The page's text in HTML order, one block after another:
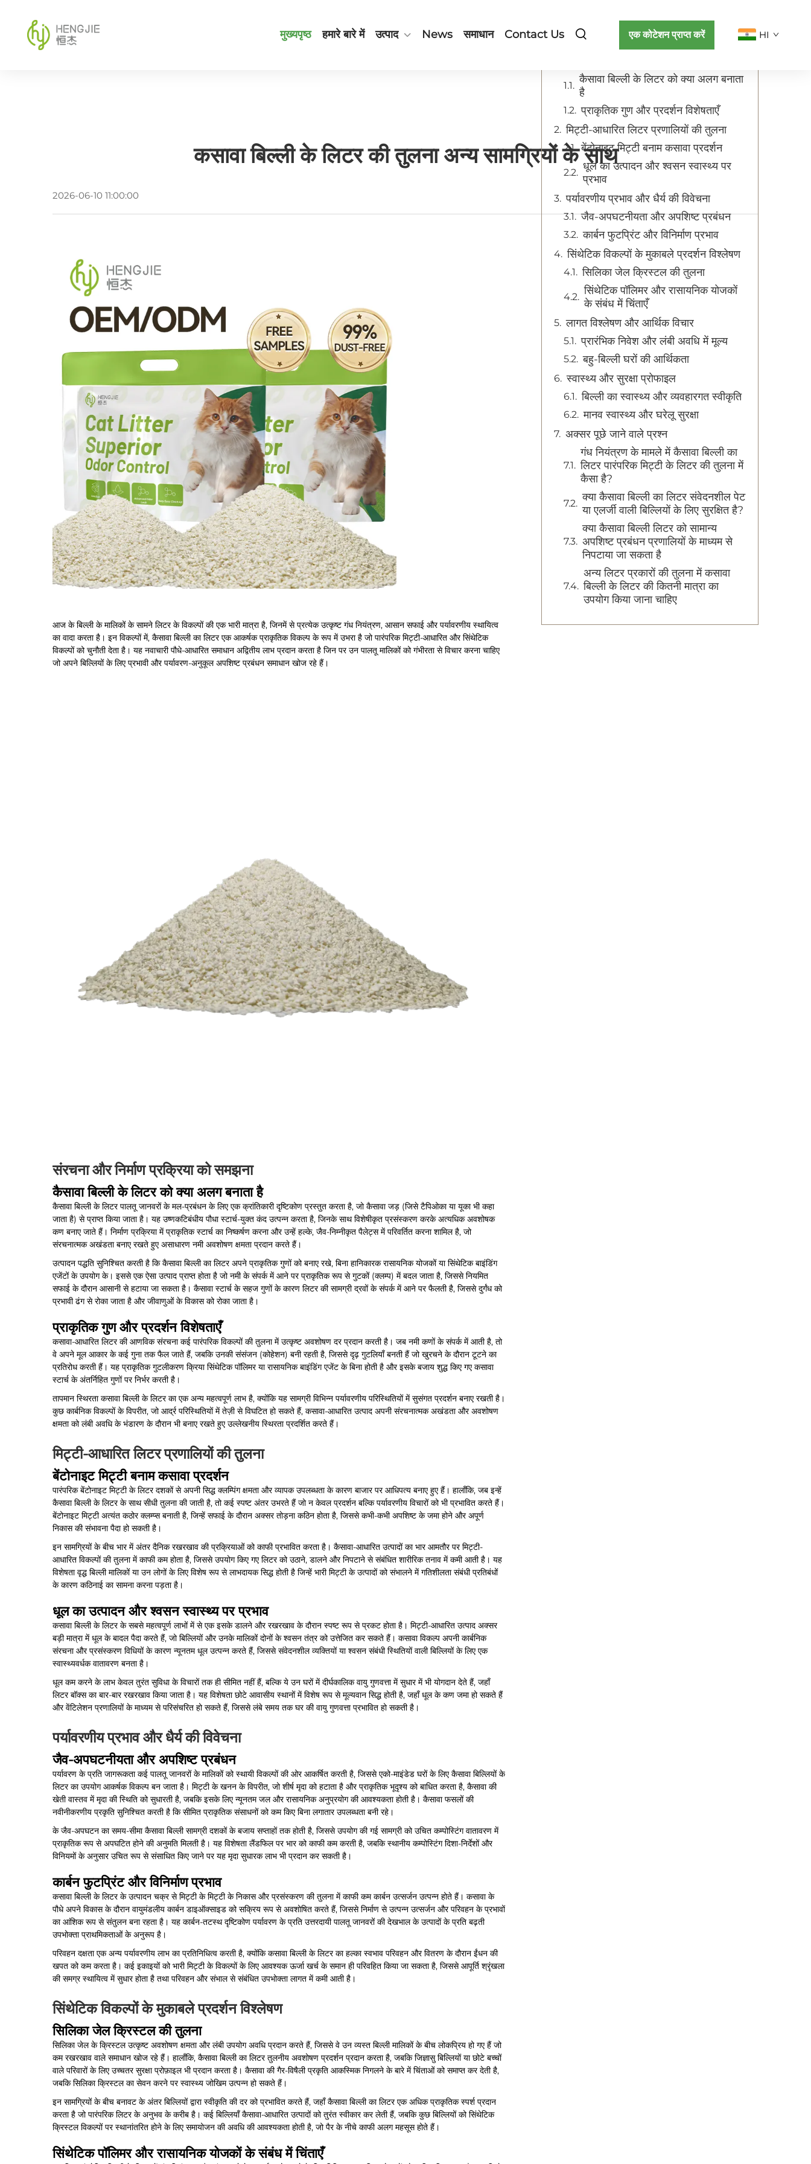
मुख्यपृष्ठ हमारे बारे में उत्पाद News समाधान Contact Us एक कोटेशन प्राप्त करें HI
कसावा बिल्ली के लिटर की तुलना अन्य सामग्रियों के साथ
2026-06-10 11:00:00
आज के बिल्ली के मालिकों के सामने लिटर के विकल्पों की एक भारी मात्रा है, जिनमें से प्रत्येक उत्कृष्ट गंध नियंत्रण, आसान सफाई और पर्यावरणीय स्थायित्व
का वादा करता है। इन विकल्पों में, कैसावा बिल्ली का लिटर एक आकर्षक प्राकृतिक विकल्प के रूप में उभरा है जो पारंपरिक मिट्टी-आधारित और सिंथेटिक
विकल्पों को चुनौती देता है। यह नवाचारी पौधे-आधारित समाधान अद्वितीय लाभ प्रदान करता है जिन पर उन पालतू मालिकों को गंभीरता से विचार करना चाहिए
जो अपने बिल्लियों के लिए प्रभावी और पर्यावरण-अनुकूल अपशिष्ट प्रबंधन समाधान खोज रहे हैं।
संरचना और निर्माण प्रक्रिया को समझना
कैसावा बिल्ली के लिटर को क्या अलग बनाता है
कैसावा बिल्ली के लिटर पालतू जानवरों के मल-प्रबंधन के लिए एक क्रांतिकारी दृष्टिकोण प्रस्तुत करता है, जो कैसावा जड़ (जिसे टैपिओका या यूका भी कहा
जाता है) से प्राप्त किया जाता है। यह उष्णकटिबंधीय पौधा स्टार्च-युक्त कंद उत्पन्न करता है, जिनके साथ विशेषीकृत प्रसंस्करण करके अत्यधिक अवशोषक
कण बनाए जाते हैं। निर्माण प्रक्रिया में प्राकृतिक स्टार्च का निष्कर्षण करना और उन्हें हल्के, जैव-निम्नीकृत पैलेट्स में परिवर्तित करना शामिल है, जो
संरचनात्मक अखंडता बनाए रखते हुए असाधारण नमी अवशोषण क्षमता प्रदान करते हैं।
उत्पादन पद्धति सुनिश्चित करती है कि कैसावा बिल्ली का लिटर अपने प्राकृतिक गुणों को बनाए रखे, बिना हानिकारक रासायनिक योजकों या सिंथेटिक बाइंडिंग
एजेंटों के उपयोग के। इससे एक ऐसा उत्पाद प्राप्त होता है जो नमी के संपर्क में आने पर प्राकृतिक रूप से गुटकों (क्लम्प) में बदल जाता है, जिससे नियमित
सफाई के दौरान आसानी से हटाया जा सकता है। कैसावा स्टार्च के सहज गुणों के कारण लिटर की सामग्री द्रवों के संपर्क में आने पर फैलती है, जिससे दुर्गंध को
प्रभावी ढंग से रोका जाता है और जीवाणुओं के विकास को रोका जाता है।
प्राकृतिक गुण और प्रदर्शन विशेषताएँ
कसावा-आधारित लिटर की आणविक संरचना कई पारंपरिक विकल्पों की तुलना में उत्कृष्ट अवशोषण दर प्रदान करती है। जब नमी कणों के संपर्क में आती है, तो
वे अपने मूल आकार के कई गुना तक फैल जाते हैं, जबकि उनकी संसंजन (कोहेशन) बनी रहती है, जिससे दृढ़ गुटलियाँ बनती हैं जो खुरचने के दौरान टूटने का
प्रतिरोध करती हैं। यह प्राकृतिक गुटलीकरण क्रिया सिंथेटिक पॉलिमर या रासायनिक बाइंडिंग एजेंट के बिना होती है और इसके बजाय शुद्ध किए गए कसावा
स्टार्च के अंतर्निहित गुणों पर निर्भर करती है।
तापमान स्थिरता कसावा बिल्ली के लिटर का एक अन्य महत्वपूर्ण लाभ है, क्योंकि यह सामग्री विभिन्न पर्यावरणीय परिस्थितियों में सुसंगत प्रदर्शन बनाए रखती है।
कुछ कार्बनिक विकल्पों के विपरीत, जो आर्द्र परिस्थितियों में तेज़ी से विघटित हो सकते हैं, कसावा-आधारित उत्पाद अपनी संरचनात्मक अखंडता और अवशोषण
क्षमता को लंबी अवधि के भंडारण के दौरान भी बनाए रखते हुए उल्लेखनीय स्थिरता प्रदर्शित करते हैं।
मिट्टी-आधारित लिटर प्रणालियों की तुलना
बेंटोनाइट मिट्टी बनाम कसावा प्रदर्शन
पारंपरिक बेंटोनाइट मिट्टी के लिटर दशकों से अपनी सिद्ध क्लम्पिंग क्षमता और व्यापक उपलब्धता के कारण बाजार पर आधिपत्य बनाए हुए हैं। हालाँकि, जब इन्हें
कैसावा बिल्ली के लिटर के साथ सीधी तुलना की जाती है, तो कई स्पष्ट अंतर उभरते हैं जो न केवल प्रदर्शन बल्कि पर्यावरणीय विचारों को भी प्रभावित करते हैं।
बेंटोनाइट मिट्टी अत्यंत कठोर क्लम्प्स बनाती है, जिन्हें सफाई के दौरान अक्सर तोड़ना कठिन होता है, जिससे कभी-कभी अपशिष्ट के जमा होने और अपूर्ण
निकास की संभावना पैदा हो सकती है।
इन सामग्रियों के बीच भार में अंतर दैनिक रखरखाव की प्रक्रियाओं को काफी प्रभावित करता है। कैसावा-आधारित उत्पादों का भार आमतौर पर मिट्टी-
आधारित विकल्पों की तुलना में काफी कम होता है, जिससे उपयोग किए गए लिटर को उठाने, डालने और निपटाने से संबंधित शारीरिक तनाव में कमी आती है। यह
विशेषता वृद्ध बिल्ली मालिकों या उन लोगों के लिए विशेष रूप से लाभदायक सिद्ध होती है जिन्हें भारी मिट्टी के उत्पादों को संभालने में गतिशीलता संबंधी प्रतिबंधों
के कारण कठिनाई का सामना करना पड़ता है।
धूल का उत्पादन और श्वसन स्वास्थ्य पर प्रभाव
कसावा बिल्ली के लिटर के सबसे महत्वपूर्ण लाभों में से एक इसके डालने और रखरखाव के दौरान स्पष्ट रूप से प्रकट होता है। मिट्टी-आधारित उत्पाद अक्सर
बड़ी मात्रा में धूल के बादल पैदा करते हैं, जो बिल्लियों और उनके मालिकों दोनों के श्वसन तंत्र को उत्तेजित कर सकते हैं। कसावा विकल्प अपनी कार्बनिक
संरचना और प्रसंस्करण विधियों के कारण न्यूनतम धूल उत्पन्न करते हैं, जिससे संवेदनशील व्यक्तियों या श्वसन संबंधी स्थितियों वाली बिल्लियों के लिए एक
स्वास्थ्यवर्धक वातावरण बनता है।
धूल कम करने के लाभ केवल तुरंत सुविधा के विचारों तक ही सीमित नहीं हैं, बल्कि ये उन घरों में दीर्घकालिक वायु गुणवत्ता में सुधार में भी योगदान देते हैं, जहाँ
लिटर बॉक्स का बार-बार रखरखाव किया जाता है। यह विशेषता छोटे आवासीय स्थानों में विशेष रूप से मूल्यवान सिद्ध होती है, जहाँ धूल के कण जमा हो सकते हैं
और वेंटिलेशन प्रणालियों के माध्यम से परिसंचरित हो सकते हैं, जिससे लंबे समय तक घर की वायु गुणवत्ता प्रभावित हो सकती है।
पर्यावरणीय प्रभाव और धैर्य की विवेचना
जैव-अपघटनीयता और अपशिष्ट प्रबंधन
पर्यावरण के प्रति जागरूकता कई पालतू जानवरों के मालिकों को स्थायी विकल्पों की ओर आकर्षित करती है, जिससे एको-माइंडेड घरों के लिए कैसावा बिल्लियों के
लिटर का उपयोग आकर्षक विकल्प बन जाता है। मिट्टी के खनन के विपरीत, जो शीर्ष मृदा को हटाता है और प्राकृतिक भूदृश्य को बाधित करता है, कैसावा की
खेती वास्तव में मृदा की स्थिति को सुधारती है, जबकि इसके लिए न्यूनतम जल और रासायनिक अनुप्रयोग की आवश्यकता होती है। कैसावा फसलों की
नवीनीकरणीय प्रकृति सुनिश्चित करती है कि सीमित प्राकृतिक संसाधनों को कम किए बिना लगातार उपलब्धता बनी रहे।
के जैव-अपघटन का समय-सीमाकैसावा बिल्ली सामग्रीदशकों के बजाय सप्ताहों तक होती है, जिससे उपयोग की गई सामग्री को उचित कम्पोस्टिंग वातावरण में
प्राकृतिक रूप से अपघटित होने की अनुमति मिलती है। यह विशेषता लैंडफिल पर भार को काफी कम करती है, जबकि स्थानीय कम्पोस्टिंग दिशा-निर्देशों और
विनियमों के अनुसार उचित रूप से संसाधित किए जाने पर यह मृदा सुधारक लाभ भी प्रदान कर सकती है।
कार्बन फुटप्रिंट और विनिर्माण प्रभाव
कसावा बिल्ली के लिटर के उत्पादन चक्र से मिट्टी के मिट्टी के निकास और प्रसंस्करण की तुलना में काफी कम कार्बन उत्सर्जन उत्पन्न होते हैं। कसावा के
पौधे अपने विकास के दौरान वायुमंडलीय कार्बन डाइऑक्साइड को सक्रिय रूप से अवशोषित करते हैं, जिससे निर्माण से उत्पन्न उत्सर्जन और परिवहन के प्रभावों
का आंशिक रूप से संतुलन बना रहता है। यह कार्बन-तटस्थ दृष्टिकोण पर्यावरण के प्रति उत्तरदायी पालतू जानवरों की देखभाल के उत्पादों के प्रति बढ़ती
उपभोक्ता प्राथमिकताओं के अनुरूप है।
परिवहन दक्षता एक अन्य पर्यावरणीय लाभ का प्रतिनिधित्व करती है, क्योंकि कसावा बिल्ली के लिटर का हल्का स्वभाव परिवहन और वितरण के दौरान ईंधन की
खपत को कम करता है। कई इकाइयों को भारी मिट्टी के विकल्पों के लिए आवश्यक ऊर्जा खर्च के समान ही परिवहित किया जा सकता है, जिससे आपूर्ति श्रृंखला
की समग्र स्थायित्व में सुधार होता है तथा परिवहन और संभाल से संबंधित उपभोक्ता लागत में कमी आती है।
सिंथेटिक विकल्पों के मुकाबले प्रदर्शन विश्लेषण
सिलिका जेल क्रिस्टल की तुलना
सिलिका जेल के क्रिस्टल उत्कृष्ट अवशोषण क्षमता और लंबी उपयोग अवधि प्रदान करते हैं, जिससे वे उन व्यस्त बिल्ली मालिकों के बीच लोकप्रिय हो गए हैं जो
कम रखरखाव वाले समाधान खोज रहे हैं। हालाँकि, कैसावा बिल्ली का लिटर तुलनीय अवशोषण प्रदर्शन प्रदान करता है, जबकि जिज्ञासु बिल्लियों या छोटे बच्चों
वाले परिवारों के लिए उच्चतर सुरक्षा प्रोफ़ाइल भी प्रदान करता है। कैसावा की गैर-विषैली प्रकृति आकस्मिक निगलने के बारे में चिंताओं को समाप्त कर देती है,
जबकि सिलिका क्रिस्टल का सेवन करने पर स्वास्थ्य जोखिम उत्पन्न हो सकते हैं।
इन सामग्रियों के बीच बनावट के अंतर बिल्लियों द्वारा स्वीकृति की दर को प्रभावित करते हैं, जहाँ कैसावा बिल्ली का लिटर एक अधिक प्राकृतिक स्पर्श प्रदान
करता है जो पारंपरिक लिटर के अनुभव के करीब है। कई बिल्लियाँ कैसावा-आधारित उत्पादों को तुरंत स्वीकार कर लेती हैं, जबकि कुछ बिल्लियों को सिंथेटिक
क्रिस्टल विकल्पों पर स्थानांतरित होने के लिए समायोजन की अवधि की आवश्यकता होती है, जो पैर के नीचे काफी अलग महसूस होते हैं।
सिंथेटिक पॉलिमर और रासायनिक योजकों के संबंध में चिंताएँ
कैसावा बिल्ली के लिटर को क्या अलग बनाता
है
प्राकृतिक गुण और प्रदर्शन विशेषताएँ
मिट्टी-आधारित लिटर प्रणालियों की तुलना
बेंटोनाइट मिट्टी बनाम कसावा प्रदर्शन
धूल का उत्पादन और श्वसन स्वास्थ्य पर
प्रभाव
पर्यावरणीय प्रभाव और धैर्य की विवेचना
जैव-अपघटनीयता और अपशिष्ट प्रबंधन
कार्बन फुटप्रिंट और विनिर्माण प्रभाव
सिंथेटिक विकल्पों के मुकाबले प्रदर्शन विश्लेषण
सिलिका जेल क्रिस्टल की तुलना
सिंथेटिक पॉलिमर और रासायनिक योजकों
के संबंध में चिंताएँ
लागत विश्लेषण और आर्थिक विचार
प्रारंभिक निवेश और लंबी अवधि में मूल्य
बहु-बिल्ली घरों की आर्थिकता
स्वास्थ्य और सुरक्षा प्रोफाइल
बिल्ली का स्वास्थ्य और व्यवहारगत स्वीकृति
मानव स्वास्थ्य और घरेलू सुरक्षा
अक्सर पूछे जाने वाले प्रश्न
गंध नियंत्रण के मामले में कैसावा बिल्ली का
लिटर पारंपरिक मिट्टी के लिटर की तुलना में
कैसा है?
क्या कैसावा बिल्ली का लिटर संवेदनशील पेट
या एलर्जी वाली बिल्लियों के लिए सुरक्षित है?
क्या कैसावा बिल्ली लिटर को सामान्य
अपशिष्ट प्रबंधन प्रणालियों के माध्यम से
निपटाया जा सकता है
अन्य लिटर प्रकारों की तुलना में कसावा
बिल्ली के लिटर की कितनी मात्रा का
उपयोग किया जाना चाहिए